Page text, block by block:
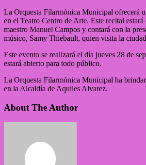
La Orquesta Filarmónica Municipal ofrecerá
en el Teatro Centro de Arte. Este recital
maestro Manuel Campos y contará con la
músico, Samy Thiebault, quien visita la
Este evento se realizará el día jueves 28 de
estará abierto para todo público.
La Orquesta Filarmónica Municipal ha
en la Alcaldía de Aquiles Alvarez.
About The Author